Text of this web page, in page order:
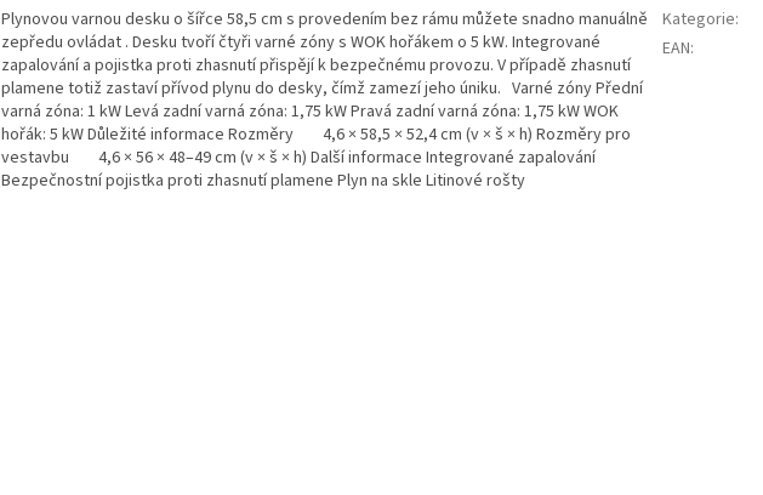
Plynovou varnou desku o šířce 58,5 cm s provedením bez rámu můžete snadno manuálně
zepředu ovládat . Desku tvoří čtyři varné zóny s WOK hořákem o 5 kW. Integrované
zapalování a pojistka proti zhasnutí přispějí k bezpečnému provozu. V případě zhasnutí
plamene totiž zastaví přívod plynu do desky, čímž zamezí jeho úniku. Varné zóny Přední
varná zóna: 1 kW Levá zadní varná zóna: 1,75 kW Pravá zadní varná zóna: 1,75 kW WOK
hořák: 5 kW Důležité informace Rozměry 4,6 × 58,5 × 52,4 cm (v × š × h) Rozměry pro
vestavbu 4,6 × 56 × 48–49 cm (v × š × h) Další informace Integrované zapalování
Bezpečnostní pojistka proti zhasnutí plamene Plyn na skle Litinové rošty
Kategorie:
EAN: